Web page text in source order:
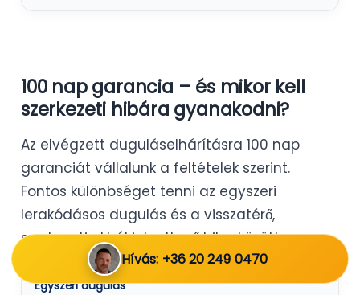
100 nap garancia – és mikor kell
szerkezeti hibára gyanakodni?
Az elvégzett duguláselhárításra 100 nap
garanciát vállalunk a feltételek szerint.
Fontos különbséget tenni az egyszeri
lerakódásos dugulás és a visszatérő,
szerkezeti okból jelentkező hiba között.
Egyszeri dugulás
Hívás: +36 20 249 0470